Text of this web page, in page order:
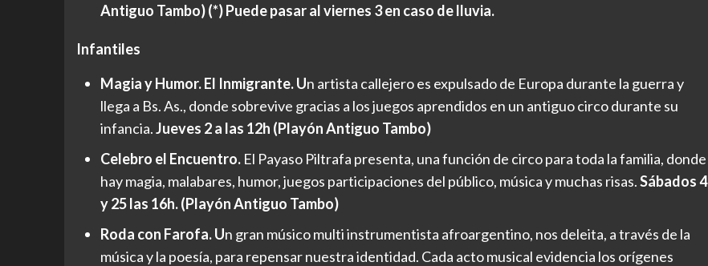
Antiguo Tambo) (*) Puede pasar al viernes 3 en caso de lluvia.
Infantiles
Magia y Humor. El Inmigrante. Un artista callejero es expulsado de Europa durante la guerra y
llega a Bs. As., donde sobrevive gracias a los juegos aprendidos en un antiguo circo durante su
infancia.Jueves 2 a las 12h (Playón Antiguo Tambo)
Celebro el Encuentro. El Payaso Piltrafa presenta, una función de circo para toda la familia, donde
hay magia, malabares, humor, juegos participaciones del público, música y muchas risas.Sábados 4
y 25 las 16h. (Playón Antiguo Tambo)
Roda con Farofa. Un gran músico multi instrumentista afroargentino, nos deleita, a través de la
música y la poesía, para repensar nuestra identidad. Cada acto musical evidencia los orígenes